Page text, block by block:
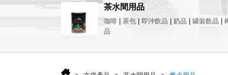
茶水間用品
咖啡 茶包 即沖飲品 奶品 罐裝飲品
品